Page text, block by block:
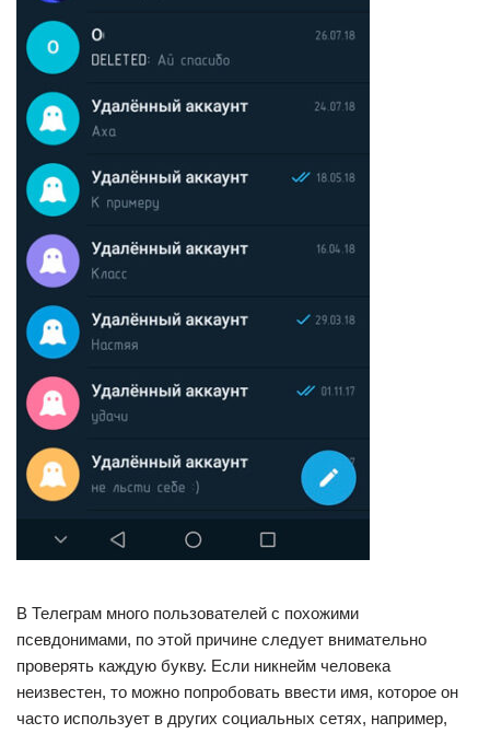
В Телеграм много пользователей с похожими
псевдонимами, по этой причине следует внимательно
проверять каждую букву. Если никнейм человека
неизвестен, то можно попробовать ввести имя, которое он
часто использует в других социальных сетях, например,